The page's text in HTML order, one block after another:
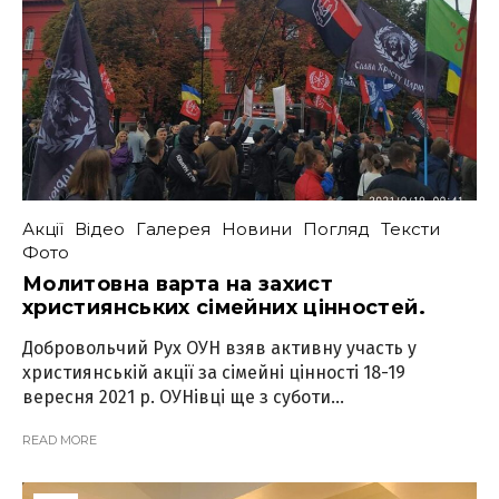
Акції Відео Галерея Новини Погляд
Тексти
Фото
Молитовна варта на захист
християнських сімейних цінностей.
Добровольчий Рух ОУН взяв активну участь у
християнській акції за сімейні цінності 18-19
вересня 2021 р. ОУНівці ще з суботи...
READ MORE